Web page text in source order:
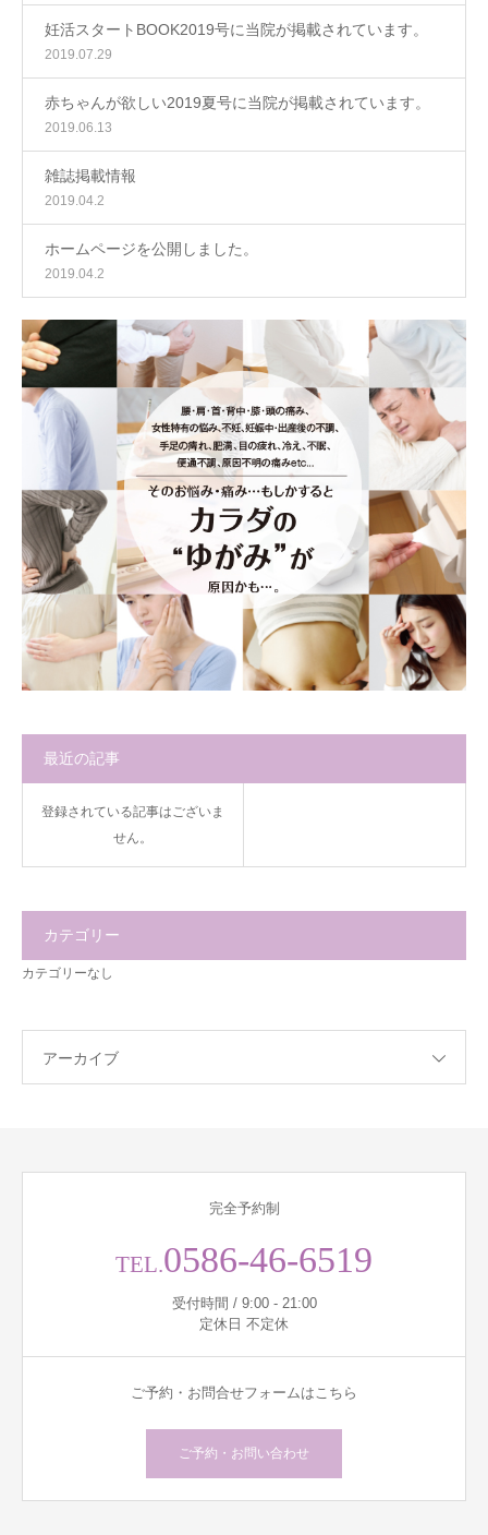
妊活スタートBOOK2019号に当院が掲載されています。
2019.07.29
赤ちゃんが欲しい2019夏号に当院が掲載されています。
2019.06.13
雑誌掲載情報
2019.04.2
ホームページを公開しました。
2019.04.2
最近の記事
登録されている記事はございま
せん。
カテゴリー
カテゴリーなし
アーカイブ
完全予約制
TEL.0586-46-6519
受付時間 / 9:00 - 21:00
定休日 不定休
ご予約・お問合せフォームはこちら
ご予約・お問い合わせ